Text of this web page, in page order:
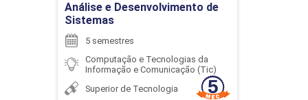
LORENA MALTA BISINOTTO
Análise e Desenvolvimento de
Sistemas
5 semestres
Computação e Tecnologias da
Informação e Comunicação (Tic)
Superior de Tecnologia